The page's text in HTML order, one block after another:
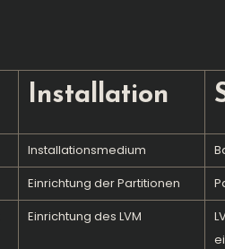
Installation
Installationsmedium
Einrichtung der Partitionen
Einrichtung des LVM